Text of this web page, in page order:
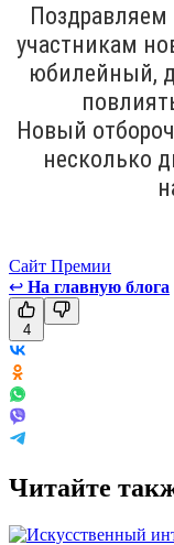
участникам
юбилейный,
Новый
несколько
Сайт Премии
↩ На главную блога
4
Читайте